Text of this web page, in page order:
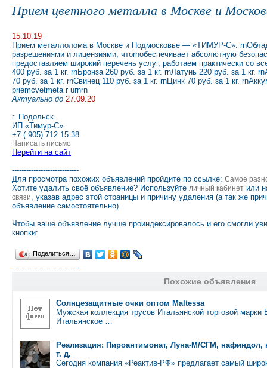
Прием цветного металла в Москве и
15.10.19
Прием металлолома в Москве и Подмосковье — «ТИМУР-С».
разрешениями и лицензиями, чтоrnобеспечивает абсолютную
предоставляем широкий перечень услуг, работаем практически со
400 руб. за 1 кг. rnБронза 260 руб. за 1 кг. rnЛатунь 220 руб. за 1 кг.
70 руб. за 1 кг. rnСвинец 110 руб. за 1 кг. rnЦинк 70 руб. за 1 кг.
priemcvetmeta r urnrn
Актуально до 27.09.20
г. Подольск
ИП «Тимур-С»
+7 ( 905) 712 15 38
Написать письмо
Перейти на сайт
----------------------------
Для просмотра похожих объявлений пройдите по ссылке: Самое
Хотите удалить своё объявление? Используйте личный кабинет или
связи, указав адрес этой страницы и причину удаления (а так же
объявление самостоятельно).
Чтобы ваше объявление лучше проиндексировалось и его смогли
кнопки:
Поделиться…
----------------------------
Похожие объявления
Солнцезащитные очки оптом Maltessa
Мужская коллекция трусов Итальянской торговой
Итальянское …
Реализация: Пироантимонат, Луна-М/СГМ, нафиндол,
т. д.
Сегодня компания «Реактив-РФ» предлагает самый